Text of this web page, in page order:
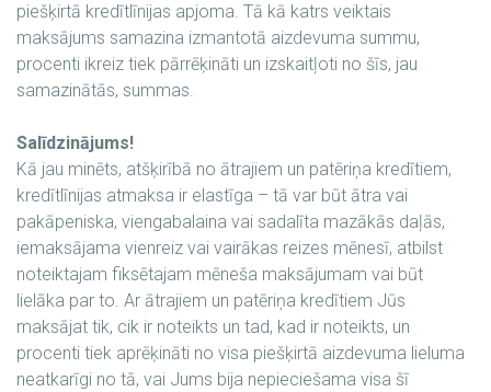
piešķirtā kredītlīnijas apjoma. Tā kā katrs veiktais
maksājums samazina izmantotā aizdevuma summu,
procenti ikreiz tiek pārrēķināti un izskaitļoti no šīs, jau
samazinātās, summas.
Salīdzinājums!
Kā jau minēts, atšķirībā no ātrajiem un patēriņa kredītiem,
kredītlīnijas atmaksa ir elastīga – tā var būt ātra vai
pakāpeniska, viengabalaina vai sadalīta mazākās daļās,
iemaksājama vienreiz vai vairākas reizes mēnesī, atbilst
noteiktajam fiksētajam mēneša maksājumam vai būt
lielāka par to. Ar ātrajiem un patēriņa kredītiem Jūs
maksājat tik, cik ir noteikts un tad, kad ir noteikts, un
procenti tiek aprēķināti no visa piešķirtā aizdevuma lieluma
neatkarīgi no tā, vai Jums bija nepieciešama visa šī